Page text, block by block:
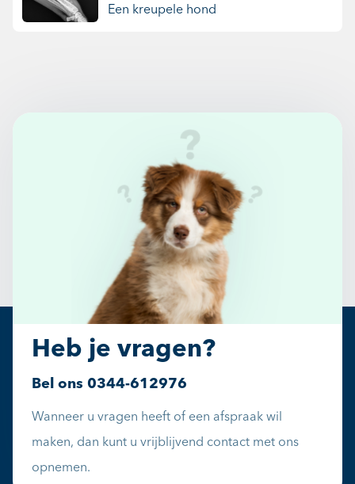
Een kreupele hond
Heb je vragen?
Bel ons 0344-612976
Wanneer u vragen heeft of een afspraak wil
maken, dan kunt u vrijblijvend contact met ons
opnemen.